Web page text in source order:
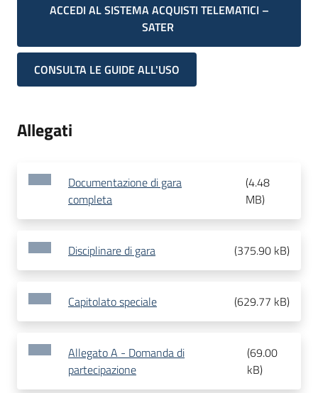
ACCEDI AL SISTEMA ACQUISTI TELEMATICI –
SATER
CONSULTA LE GUIDE ALL'USO
Allegati
Documentazione di gara
completa
(4.48
MB)
Disciplinare di gara (375.90 kB)
Capitolato speciale (629.77 kB)
Allegato A - Domanda di
partecipazione
(69.00
kB)